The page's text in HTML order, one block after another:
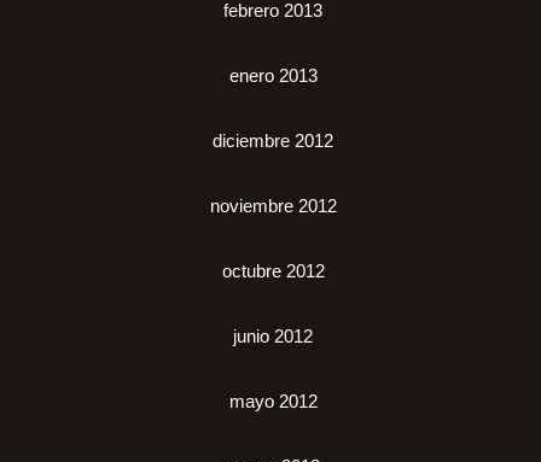
febrero 2013
enero 2013
diciembre 2012
noviembre 2012
octubre 2012
junio 2012
mayo 2012